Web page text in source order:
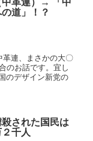
道」！？
革連、まさかの大〇
のお話です。宜し
のデザイン新党の
された国民は
千人